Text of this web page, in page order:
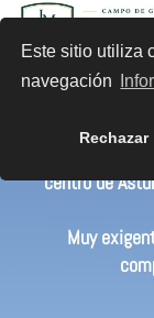
Este sitio utiliza
navegación
Rechazar
Un campo
centro de
Muy